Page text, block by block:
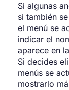
Si algunas
si también
el menú se
indicar el
aparece en
Si decides
menús se
mostrarlo